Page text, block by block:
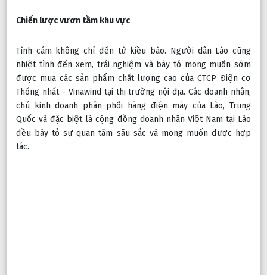
Chiến lược vươn tầm khu vực
Tình cảm không chỉ đến từ kiều bào. Người dân Lào cũng
nhiệt tình đến xem, trải nghiệm và bày tỏ mong muốn sớm
được mua các sản phẩm chất lượng cao của CTCP Điện cơ
Thống nhất - Vinawind tại thị trường nội địa. Các doanh nhân,
chủ kinh doanh phân phối hàng điện máy của Lào, Trung
Quốc và đặc biệt là cộng đồng doanh nhân Việt Nam tại Lào
đều bày tỏ sự quan tâm sâu sắc và mong muốn được hợp
tác.